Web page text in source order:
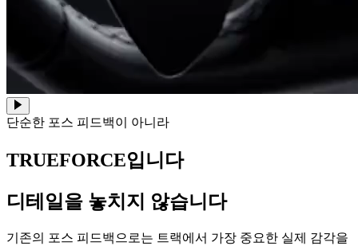
단순한 포스 피드백이 아니라
TRUEFORCE입니다
디테일을 놓치지 않습니다
기존의 포스 피드백으로는 트랙에서 가장 중요한 실제 감각을